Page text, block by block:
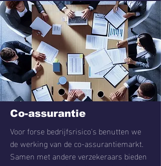
Co-assurantie
Voor forse bedrijfsrisico's benutten we
de werking van de co-assurantiemarkt.
Samen met andere verzekeraars bieden